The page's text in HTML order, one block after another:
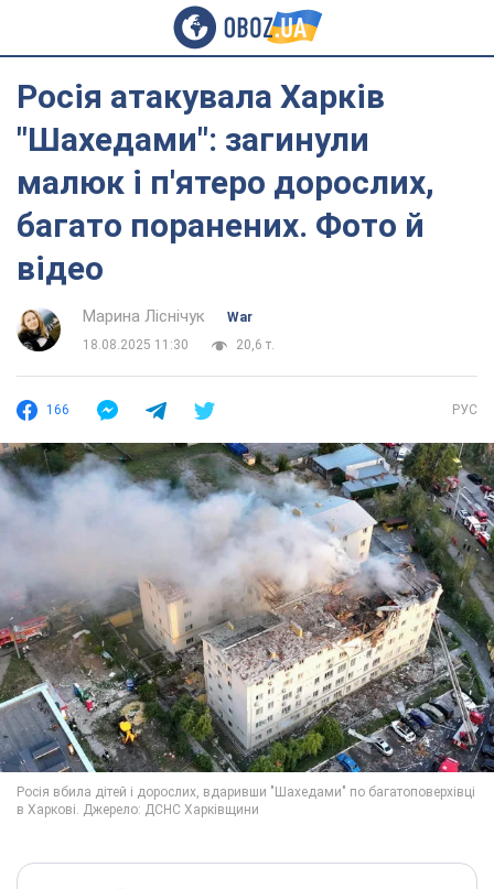
Росія атакувала Харків
"Шахедами": загинули
малюк і п'ятеро дорослих,
багато поранених. Фото й
відео
Марина Ліснічук
War
18.08.2025 11:30
20,6 т.
166 РУС